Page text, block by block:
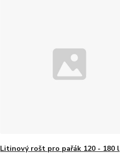
Litinový rošt pro pařák 120 - 180 l